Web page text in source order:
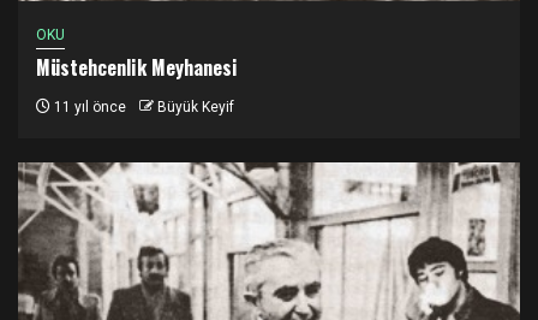
OKU
Müstehcenlik Meyhanesi
11 yıl önce Büyük Keyif